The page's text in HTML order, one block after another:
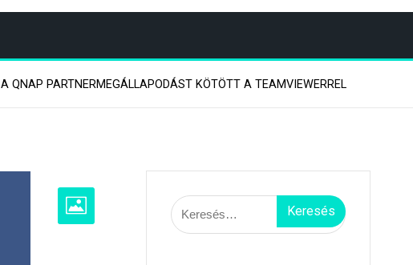
A QNAP PARTNERMEGÁLLAPODÁST KÖTÖTT A TEAMVIEWERREL
Keresés: